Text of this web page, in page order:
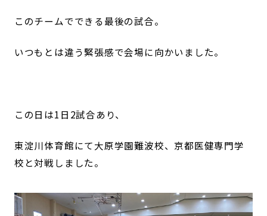
このチームでできる最後の試合。
いつもとは違う緊張感で会場に向かいました。
この日は1日2試合あり、
東淀川体育館にて大原学園難波校、京都医健専門学
校と対戦しました。